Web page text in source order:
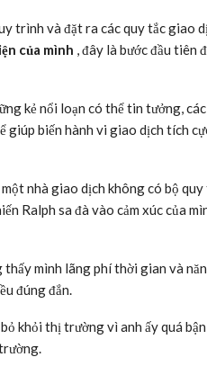
trình và đặt ra các quy tắc giao
của mình , đây là bước đầu tiên
kẻ nổi loạn có thể tin tưởng,
giúp biến hành vi giao dịch tích
nhà giao dịch không có bộ
Ralph sa đà vào cảm xúc của
mình lãng phí thời gian và
đúng đắn.
khỏi thị trường vì anh ấy quá